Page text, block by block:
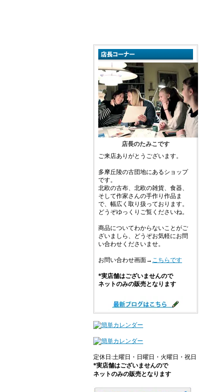
店長のたみこです
ご来店ありがとうございます。
多摩丘陵の古団地にあるショップ
です。
北欧の古布、北欧の雑貨、食器、
そして作家さんの手作り作品ま
で、幅広く取り扱っております。
どうぞゆっくりご覧くださいね。
商品についてわからないことがご
ざいましら、どうぞお気軽にお問
い合わせくださいませ。
お問い合わせ画面→ こちらです
*実店舗はございませんので
ネットのみの販売となります
定休日:土曜日・日曜日・火曜日・祝日
*実店舗はございませんので
ネットのみの販売となります